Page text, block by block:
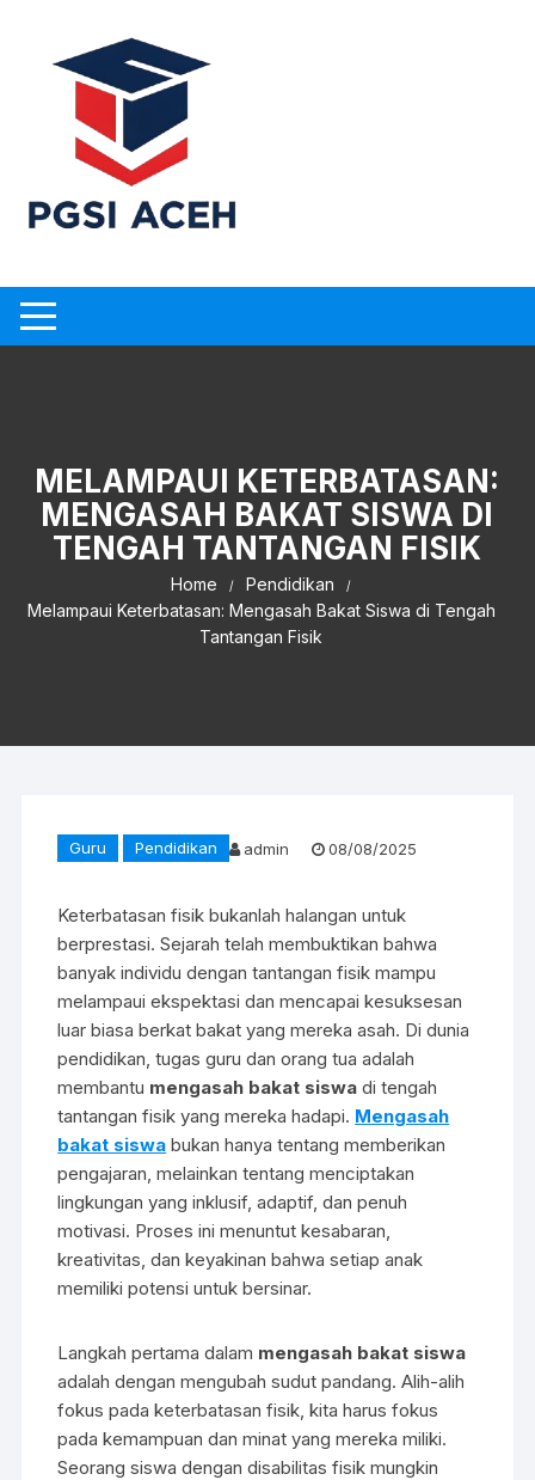
content
MELAMPAUI KETERBATASAN:
MENGASAH BAKAT SISWA DI
TENGAH TANTANGAN FISIK
Home
Pendidikan
Melampaui Keterbatasan: Mengasah Bakat Siswa di Tengah
Tantangan Fisik
Guru Pendidikan admin 08/08/2025
Keterbatasan fisik bukanlah halangan untuk
berprestasi. Sejarah telah membuktikan bahwa
banyak individu dengan tantangan fisik mampu
melampaui ekspektasi dan mencapai kesuksesan
luar biasa berkat bakat yang mereka asah. Di dunia
pendidikan, tugas guru dan orang tua adalah
membantu mengasah bakat siswa di tengah
tantangan fisik yang mereka hadapi. Mengasah
bakat siswa bukan hanya tentang memberikan
pengajaran, melainkan tentang menciptakan
lingkungan yang inklusif, adaptif, dan penuh
motivasi. Proses ini menuntut kesabaran,
kreativitas, dan keyakinan bahwa setiap anak
memiliki potensi untuk bersinar.
Langkah pertama dalam mengasah bakat siswa
adalah dengan mengubah sudut pandang. Alih-alih
fokus pada keterbatasan fisik, kita harus fokus
pada kemampuan dan minat yang mereka miliki.
Seorang siswa dengan disabilitas fisik mungkin